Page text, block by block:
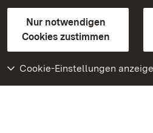
Nur notwendigen
Cookies zustimmen
Cookie-Einstellungen
GebärdenspracheLeichte
Erklärung zur Barrierefreiheit
BITV-konform (geprüfte Seiten)
Weiteres